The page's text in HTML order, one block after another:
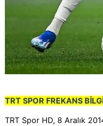
TRT SPOR FREKANS
TRT Spor HD, 8 Aralık